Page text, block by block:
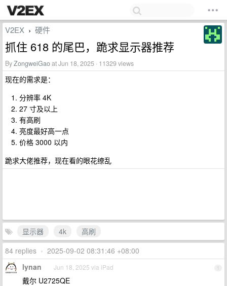
V2EX › 硬件
抓住 618 的尾巴，跪求显示器推荐
ByZongweiGaoat Jun 18, 2025 · 11329 views
现在的需求是：
分辨率 4K
27 寸及以上
有高刷
亮度最好高一点
价格 3000 以内
跪求大佬推荐，现在看的眼花缭乱
显示器 4k
高刷
84 replies • 2025-09-02 08:31:46 +08:00
1
lynan Jun 18, 2025 via iPad
戴尔 U2725QE